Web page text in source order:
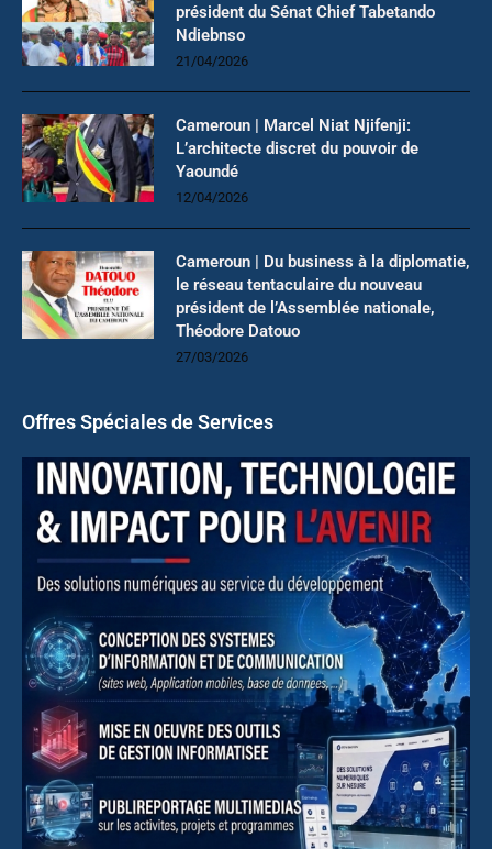
président du Sénat Chief Tabetando
Ndiebnso
21/04/2026
Cameroun | Marcel Niat Njifenji:
L’architecte discret du pouvoir de
Yaoundé
12/04/2026
Cameroun | Du business à la diplomatie,
le réseau tentaculaire du nouveau
président de l’Assemblée nationale,
Théodore Datouo
27/03/2026
Offres Spéciales de Services